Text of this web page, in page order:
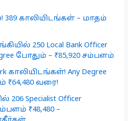
389 காலியிடங்கள் – மாதம்
250 Local Bank Officer
போதும் – ₹85,920 சம்பளம்
காலியிடங்கள்! Any Degree
வரை!
206 Specialist Officer
₹48,480 –